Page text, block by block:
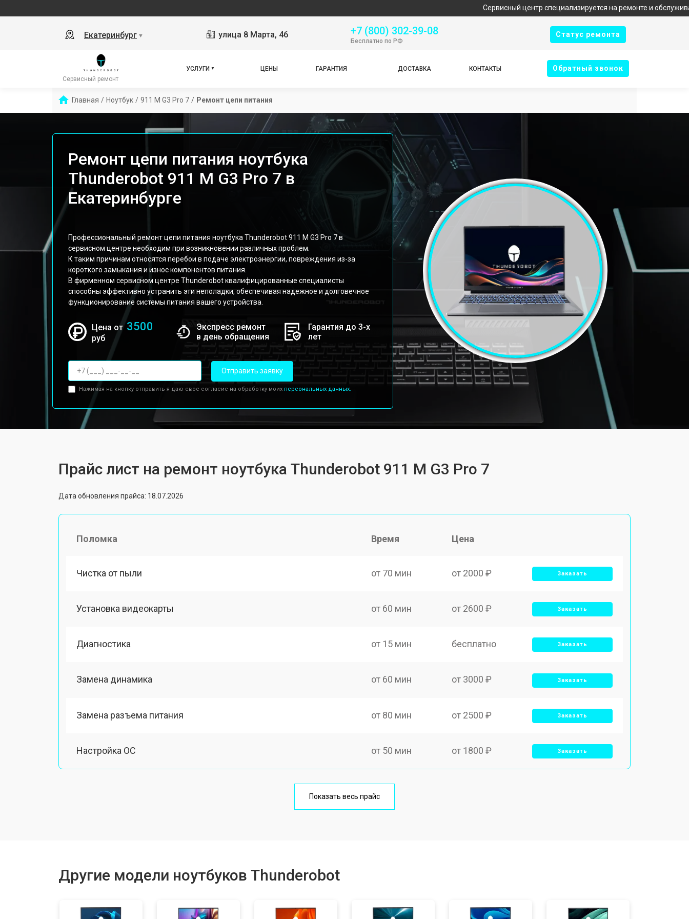
Сервисный центр специализируется на ремонте и обслуживании
Екатеринбург ▼ улица 8 Марта, 46 +7 (800) 302-39-08
Бесплатно по РФ
Cтатус ремонта
Сервисный ремонт
УСЛУГИ ЦЕНЫ ГАРАНТИЯ ДОСТАВКА КОНТАКТЫ Oбратный звонок
Главная / Ноутбук / 911 M G3 Pro 7 / Ремонт цепи питания
Ремонт цепи питания ноутбука
Thunderobot 911 M G3 Pro 7 в
Екатеринбурге
Профессиональный ремонт цепи питания ноутбука Thunderobot 911 M G3 Pro 7 в
сервисном центре необходим при возникновении различных проблем.
К таким причинам относятся перебои в подаче электроэнергии, повреждения из-за
короткого замыкания и износ компонентов питания.
В фирменном сервисном центре Thunderobot квалифицированные специалисты
способны эффективно устранить эти неполадки, обеспечивая надежное и долговечное
функционирование системы питания вашего устройства.
Цена от 3500
руб
Экспресс ремонт
в день обращения
Гарантия до 3-х
лет
Отправить заявку
Нажимая на кнопку отправить я даю свое согласие на обработку моих персональных данных.
Прайс лист на ремонт ноутбука Thunderobot 911 M G3 Pro 7
Дата обновления прайса: 18.07.2026
Поломка Время Цена
Чистка от пыли от 70 мин от 2000 ₽ Заказать
Установка видеокарты от 60 мин от 2600 ₽ Заказать
Диагностика от 15 мин бесплатно Заказать
Замена динамика от 60 мин от 3000 ₽ Заказать
Замена разъема питания от 80 мин от 2500 ₽ Заказать
Настройка ОС от 50 мин от 1800 ₽ Заказать
от 100 мин
Показать весь прайс
Другие модели ноутбуков Thunderobot